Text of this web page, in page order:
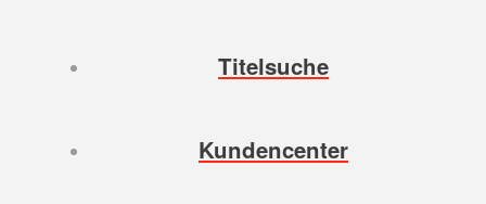
Titelsuche
Kundencenter